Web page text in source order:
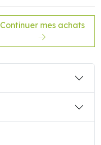
Continuer mes achats